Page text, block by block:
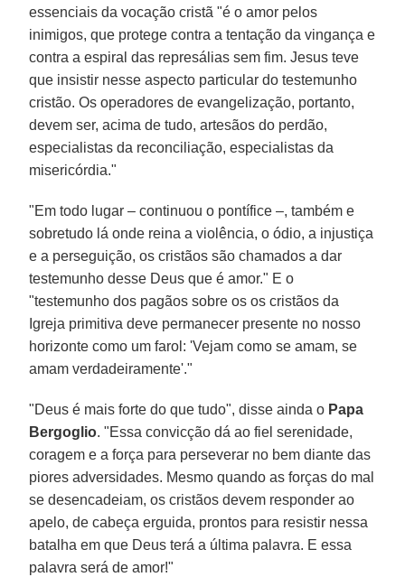
essenciais da vocação cristã "é o amor pelos
inimigos, que protege contra a tentação da vingança e
contra a espiral das represálias sem fim. Jesus teve
que insistir nesse aspecto particular do testemunho
cristão. Os operadores de evangelização, portanto,
devem ser, acima de tudo, artesãos do perdão,
especialistas da reconciliação, especialistas da
misericórdia."
"Em todo lugar – continuou o pontífice –, também e
sobretudo lá onde reina a violência, o ódio, a injustiça
e a perseguição, os cristãos são chamados a dar
testemunho desse Deus que é amor." E o
"testemunho dos pagãos sobre os os cristãos da
Igreja primitiva deve permanecer presente no nosso
horizonte como um farol: 'Vejam como se amam, se
amam verdadeiramente'."
"Deus é mais forte do que tudo", disse ainda o Papa
Bergoglio. "Essa convicção dá ao fiel serenidade,
coragem e a força para perseverar no bem diante das
piores adversidades. Mesmo quando as forças do mal
se desencadeiam, os cristãos devem responder ao
apelo, de cabeça erguida, prontos para resistir nessa
batalha em que Deus terá a última palavra. E essa
palavra será de amor!"